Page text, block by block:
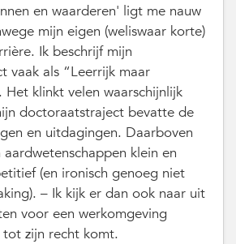
en waarderen' ligt me nauw
mijn eigen (weliswaar korte)
Ik beschrijf mijn
vaak als “Leerrijk maar
klinkt velen waarschijnlijk
doctoraatstraject bevatte de
en uitdagingen. Daarboven
klein en
(en ironisch genoeg niet
– Ik kijk er dan ook naar uit
voor een werkomgeving
zijn recht komt.